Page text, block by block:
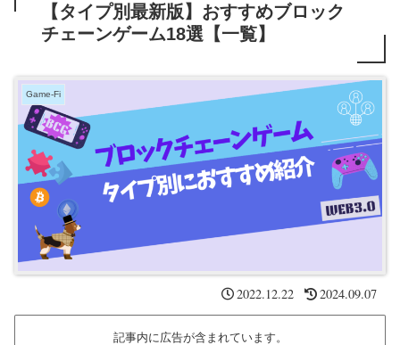
【タイプ別最新版】おすすめブロック
チェーンゲーム18選【一覧】
Game-Fi
2022.12.22 2024.09.07
記事内に広告が含まれています。